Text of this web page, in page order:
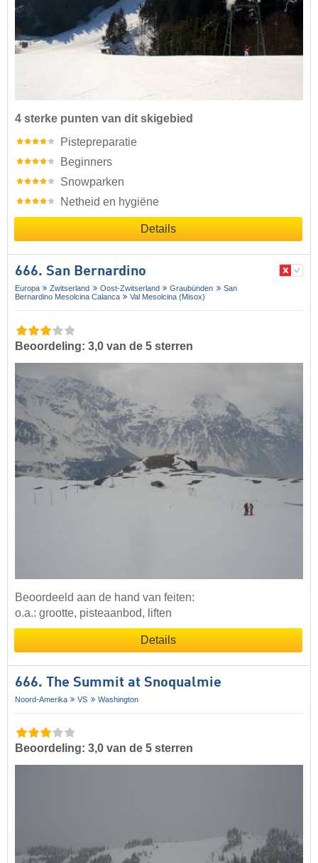
4 sterke punten van dit skigebied
Pistepreparatie
Beginners
Snowparken
Netheid en hygiëne
Details
666. San Bernardino
Europa Zwitserland Oost-Zwitserland Graubünden
San
Bernardino Mesolcina Calanca
Val Mesolcina (Misox)
Beoordeling: 3,0 van de 5 sterren
Beoordeeld aan de hand van feiten:
o.a.: grootte, pisteaanbod, liften
Details
666. The Summit at Snoqualmie
Noord-Amerika VS Washington
Beoordeling: 3,0 van de 5 sterren